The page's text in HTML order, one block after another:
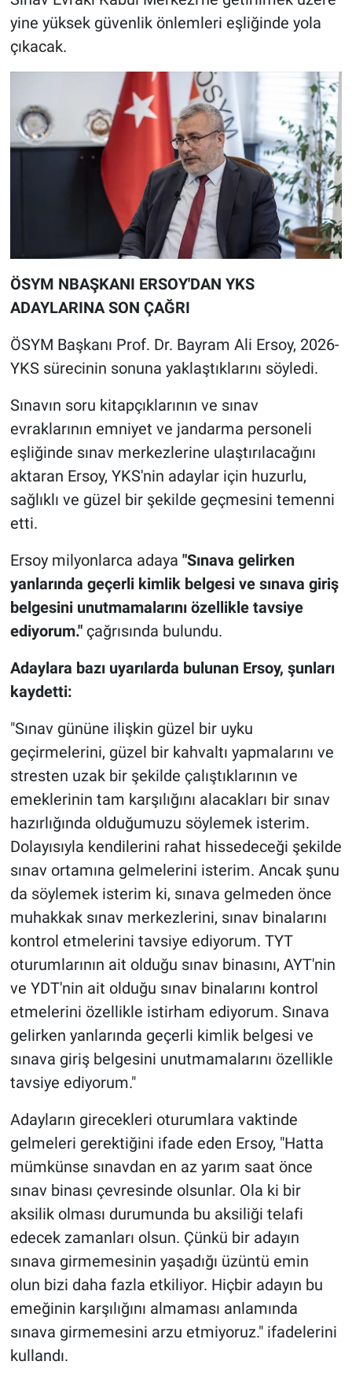
yine yüksek güvenlik önlemleri eşliğinde yola
çıkacak.
ÖSYM NBAŞKANI ERSOY'DAN YKS
ADAYLARINA SON ÇAĞRI
ÖSYM Başkanı Prof. Dr. Bayram Ali Ersoy, 2026-
YKS sürecinin sonuna yaklaştıklarını söyledi.
Sınavın soru kitapçıklarının ve sınav
evraklarının emniyet ve jandarma personeli
eşliğinde sınav merkezlerine ulaştırılacağını
aktaran Ersoy, YKS'nin adaylar için huzurlu,
sağlıklı ve güzel bir şekilde geçmesini temenni
etti.
Ersoy milyonlarca adaya "Sınava gelirken
yanlarında geçerli kimlik belgesi ve sınava giriş
belgesini unutmamalarını özellikle tavsiye
ediyorum."çağrısında bulundu.
Adaylara bazı uyarılarda bulunan Ersoy, şunları
kaydetti:
"Sınav gününe ilişkin güzel bir uyku
geçirmelerini, güzel bir kahvaltı yapmalarını ve
stresten uzak bir şekilde çalıştıklarının ve
emeklerinin tam karşılığını alacakları bir sınav
hazırlığında olduğumuzu söylemek isterim.
Dolayısıyla kendilerini rahat hissedeceği şekilde
sınav ortamına gelmelerini isterim. Ancak şunu
da söylemek isterim ki, sınava gelmeden önce
muhakkak sınav merkezlerini, sınav binalarını
kontrol etmelerini tavsiye ediyorum. TYT
oturumlarının ait olduğu sınav binasını, AYT'nin
ve YDT'nin ait olduğu sınav binalarını kontrol
etmelerini özellikle istirham ediyorum. Sınava
gelirken yanlarında geçerli kimlik belgesi ve
sınava giriş belgesini unutmamalarını özellikle
tavsiye ediyorum."
Adayların girecekleri oturumlara vaktinde
gelmeleri gerektiğini ifade eden Ersoy, "Hatta
mümkünse sınavdan en az yarım saat önce
sınav binası çevresinde olsunlar. Ola ki bir
aksilik olması durumunda bu aksiliği telafi
edecek zamanları olsun. Çünkü bir adayın
sınava girmemesinin yaşadığı üzüntü emin
olun bizi daha fazla etkiliyor. Hiçbir adayın bu
emeğinin karşılığını almaması anlamında
sınava girmemesini arzu etmiyoruz." ifadelerini
kullandı.